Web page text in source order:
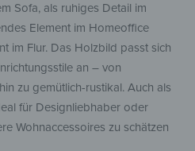
Sofa, als ruhiges Detail im
Element im Homeoffice
im Flur. Das Holzbild passt sich
an – von
zu gemütlich-rustikal. Auch als
für Designliebhaber oder
Wohnaccessoires zu schätzen